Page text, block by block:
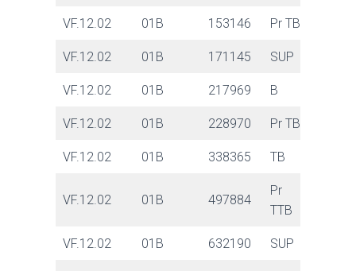
VF.12.02 01B 153146 Pr TB
VF.12.02 01B 171145 SUP
VF.12.02 01B 217969 B
VF.12.02 01B 228970 Pr TB
VF.12.02 01B 338365 TB
VF.12.02 01B 497884
Pr
TTB
VF.12.02 01B 632190 SUP